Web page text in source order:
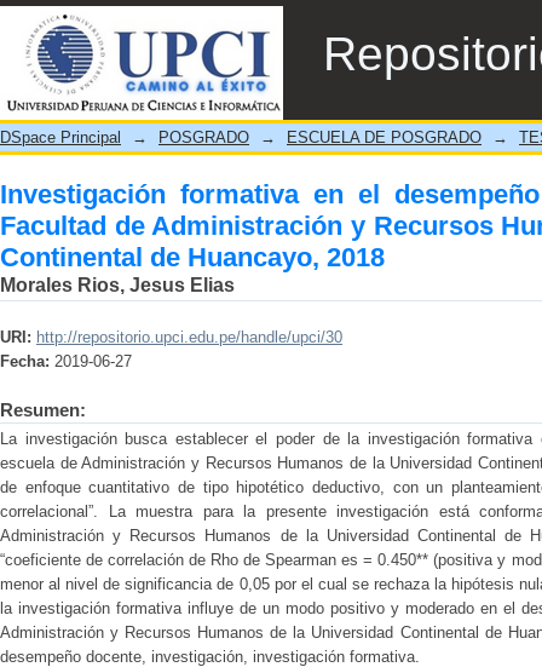
Investigación formativa en el
Recursos Humanos de la Universidad
DSpace Principal → POSGRADO → ESCUELA DE POSGRADO →
Investigación formativa en el
Facultad de Administración y Recursos
Continental de Huancayo, 2018
Morales Rios, Jesus Elias
URI: http://repositorio.upci.edu.pe/handle/upci/30
Fecha: 2019-06-27
Resumen:
La investigación busca establecer el poder de la investigación
escuela de Administración y Recursos Humanos de la Universidad
de enfoque cuantitativo de tipo hipotético deductivo, con un
correlacional”. La muestra para la presente investigación está
Administración y Recursos Humanos de la Universidad Continental de
“coeficiente de correlación de Rho de Spearman es = 0.450** (positiva y
menor al nivel de significancia de 0,05 por el cual se rechaza la hipótesis
la investigación formativa influye de un modo positivo y moderado en el
Administración y Recursos Humanos de la Universidad Continental de
desempeño docente, investigación, investigación formativa.